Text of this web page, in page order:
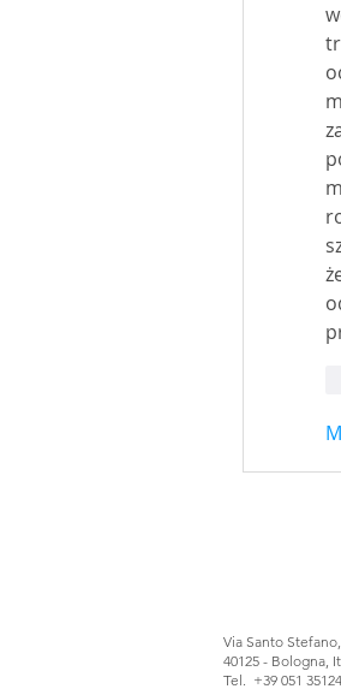
Via Santo
40125 - Bologna,
Tel. +39 051